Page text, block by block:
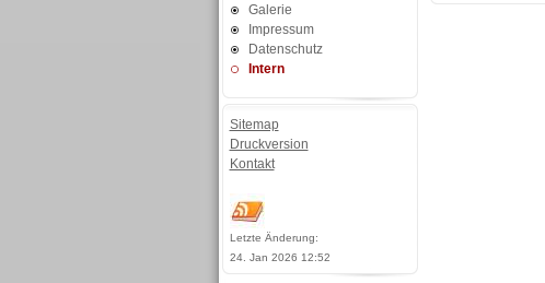
Galerie
Impressum
Datenschutz
Intern
Sitemap
Druckversion
Kontakt
Letzte Änderung:
24. Jan 2026 12:52